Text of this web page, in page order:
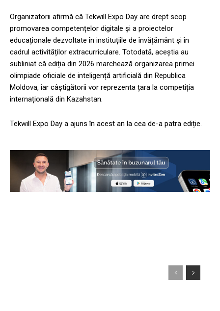
Organizatorii afirmă că Tekwill Expo Day are drept scop
promovarea competențelor digitale și a proiectelor
educaționale dezvoltate în instituțiile de învățământ și în
cadrul activităților extracurriculare. Totodată, aceștia au
subliniat că ediția din 2026 marchează organizarea primei
olimpiade oficiale de inteligență artificială din Republica
Moldova, iar câștigătorii vor reprezenta țara la competiția
internațională din Kazahstan.
Tekwill Expo Day a ajuns în acest an la cea de-a patra ediție.